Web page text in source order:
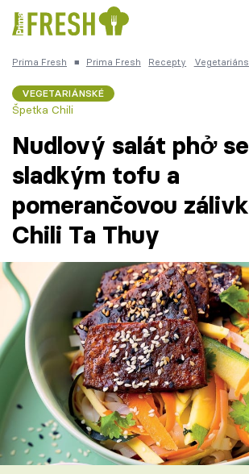
Česká kuchyně
Témata
Články
TV Program
Škola vaření
Recepty z TV
Speciál: Cuketa
Prima Fresh ■ Prima Fresh Recepty
VEGETARIÁNSKÉ
Špetka Chili
Nudlový salát phở
sladkým tofu a
pomerančovou
Chili Ta Thuy